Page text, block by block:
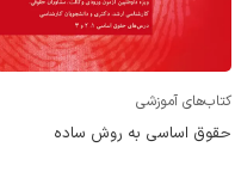
کتاب‌های آموزشی
حقوق اساسی به روش ساده